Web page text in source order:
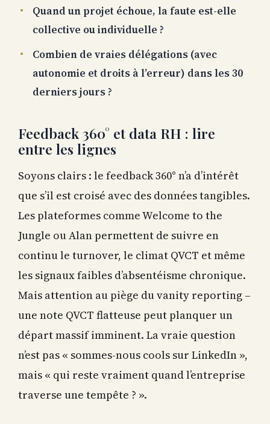
Quand un projet échoue, la faute est-elle
collective ou individuelle ?
Combien de vraies délégations (avec
autonomie et droits à l’erreur) dans les 30
derniers jours ?
Feedback 360° et data RH : lire
entre les lignes
Soyons clairs : le feedback 360° n’a d’intérêt
que s’il est croisé avec des données tangibles.
Les plateformes comme Welcome to the
Jungle ou Alan permettent de suivre en
continu le turnover, le climat QVCT et même
les signaux faibles d’absentéisme chronique.
Mais attention au piège du vanity reporting –
une note QVCT flatteuse peut planquer un
départ massif imminent. La vraie question
n’est pas « sommes-nous cools sur LinkedIn »,
mais « qui reste vraiment quand l’entreprise
traverse une tempête ? ».